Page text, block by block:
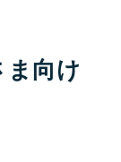
向け